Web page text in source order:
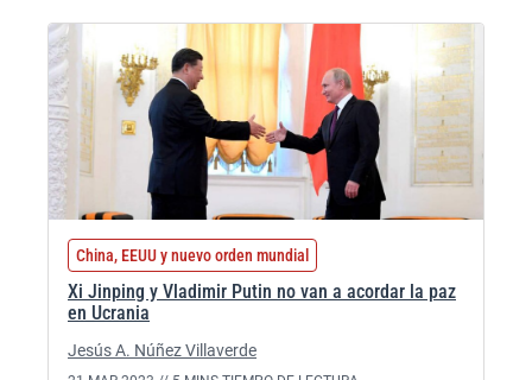
China, EEUU y nuevo orden mundial
Xi Jinping y Vladimir Putin no van a acordar la paz
en Ucrania
Jesús A. Núñez Villaverde